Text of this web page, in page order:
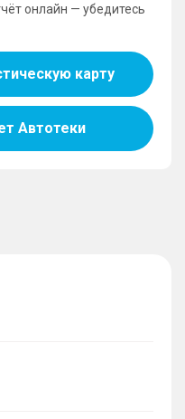
онлайн — убедитесь
карту
Автотеки